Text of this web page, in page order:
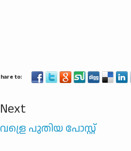
Next
വള്രെ പുതിയ പോസ്റ്റ്